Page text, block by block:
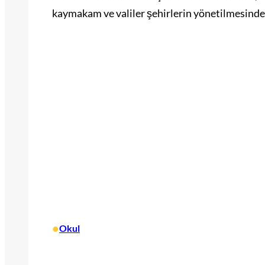
kaymakam ve valiler şehirlerin yönetilmesinde
•Okul